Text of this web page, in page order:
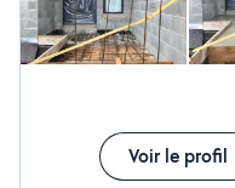
Voir le profil